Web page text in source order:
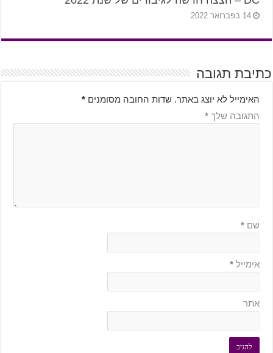
14 בפברואר 2022
כתיבת תגובה
האימייל לא יוצג באתר. שדות החובה מסומנים *
התגובה שלך *
שם *
אימייל *
אתר